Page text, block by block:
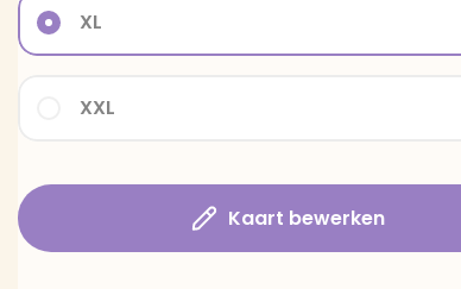
XXL
XL
Kaart bewerken